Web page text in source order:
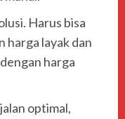
Harus bisa
harga layak dan
harga
optimal,